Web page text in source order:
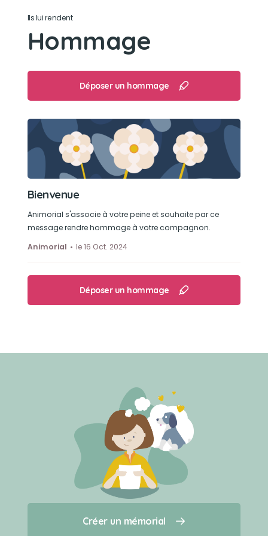
Créer un mémorial
Qui sommes-nous ?
Bronzer au soleil
Ils lui rendent
Hommage
Déposer un hommage
Bienvenue
Animorial s'associe à votre peine et souhaite par ce
message rendre hommage à votre compagnon.
Animorial
le 16 Oct. 2024
Déposer un hommage
Créer un mémorial